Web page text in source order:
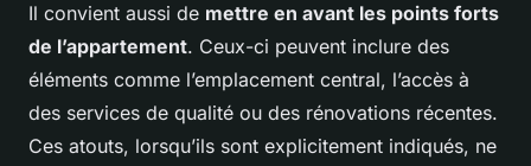
Il convient aussi de mettre en avant les points forts
de l’appartement. Ceux-ci peuvent inclure des
éléments comme l’emplacement central, l’accès à
des services de qualité ou des rénovations récentes.
Ces atouts, lorsqu’ils sont explicitement indiqués, ne